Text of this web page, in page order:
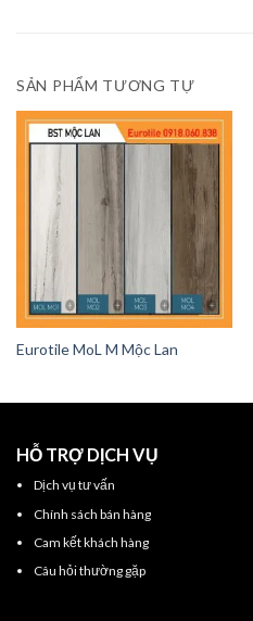
SẢN PHẨM TƯƠNG TỰ
Eurotile MoL M Mộc Lan
HỖ TRỢ DỊCH VỤ
Dịch vụ tư vấn
Chính sách bán hàng
Cam kết khách hàng
Câu hỏi thường gặp